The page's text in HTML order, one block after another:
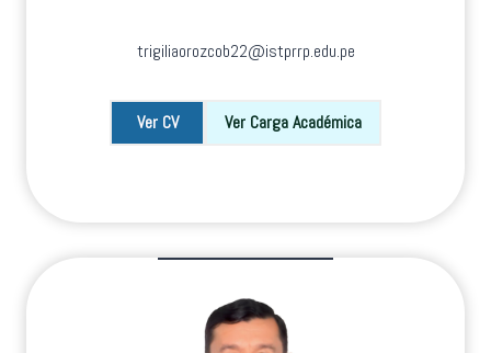
trigiliaorozcob22@istprrp.edu.pe
Ver CV Ver Carga Académica